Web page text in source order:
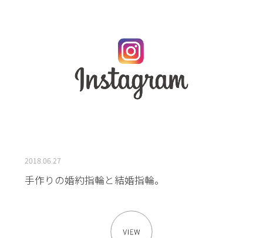
2018.06.27
手作りの婚約指輪と結婚指輪。